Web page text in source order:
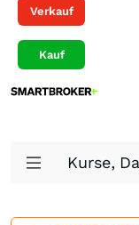
Verkauf
Kauf
Kurse,